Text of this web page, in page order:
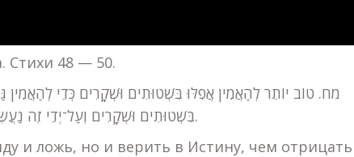
Стихи 48 — 50.
בִּשְׁטוּתִים וּשְׁקָרִים וְעַל־יְדֵי זֶה נַעֲשֶׂה הַכֹּל לֵיצָנוּת אֶצְלוֹ וְכוֹפֵר גַּם בְּהָאֱמֶת (שהר»ן קג).
и ложь, но и верить в Истину, чем отрицать